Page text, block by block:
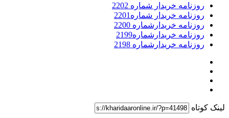
روزنامه خریدار شماره 2202
روزنامه خریدار شماره2201
روزنامه خریدارشماره 2200
روزنامه خریدارشماره2199
روزنامه خریدارشماره 2198
لینک کوتاه